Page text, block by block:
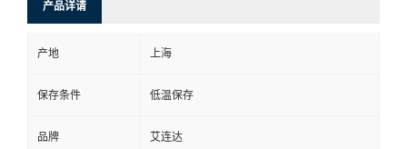
产品详请
产地 上海
保存条件 低温保存
品牌 艾连达